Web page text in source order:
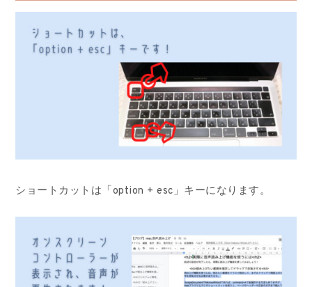
ショートカットは「option + esc」キーになります。